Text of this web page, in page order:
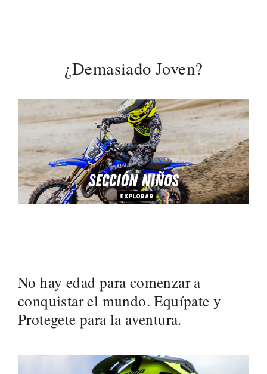
¿Demasiado Joven?
No hay edad para comenzar a
conquistar el mundo. Equípate y
Protegete para la aventura.